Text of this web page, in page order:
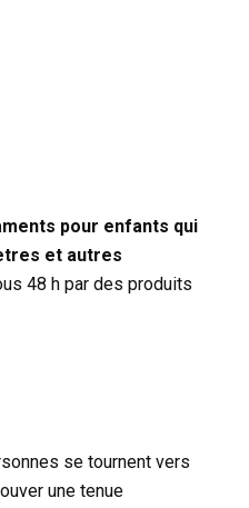
pour enfants qui
et autres
48 h par des produits
se tournent vers
une tenue